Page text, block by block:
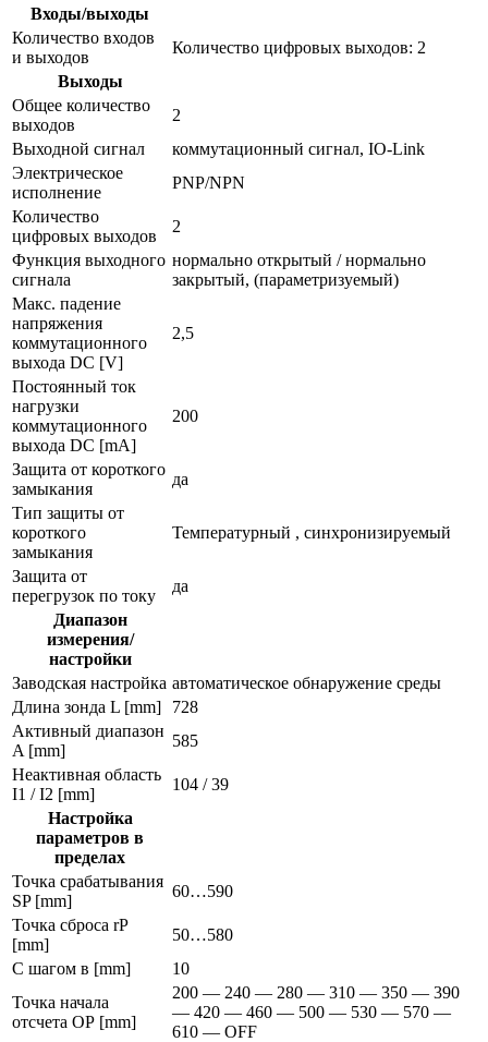
Входы/выходы
Количество входов
и выходов
Количество цифровых выходов: 2
Выходы
Общее количество
выходов
2
Выходной сигнал
коммутационный сигнал, IO-Link
Электрическое
исполнение
PNP/NPN
Количество
цифровых выходов
2
Функция выходного
сигнала
нормально открытый / нормально
закрытый, (параметризуемый)
Макс. падение
напряжения
коммутационного
выхода DC [V]
2,5
Постоянный ток
нагрузки
коммутационного
выхода DC [mA]
200
Защита от короткого
замыкания
да
Тип защиты от
короткого
замыкания
Температурный , синхронизируемый
Защита от
перегрузок по току
да
Диапазон
измерения/
настройки
Заводская настройка автоматическое обнаружение среды
Длина зонда L [mm]
728
Активный диапазон
A [mm]
585
Неактивная область
I1 / I2 [mm]
104 / 39
Настройка
параметров в
пределах
Точка срабатывания
SP [mm]
60…590
Точка сброса rP
[mm]
50…580
С шагом в [mm]
10
Точка начала
отсчета ОР [mm]
200 — 240 — 280 — 310 — 350 — 390
— 420 — 460 — 500 — 530 — 570 —
610 — OFF